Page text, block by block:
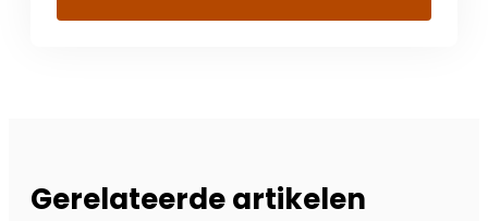
Gerelateerde artikelen